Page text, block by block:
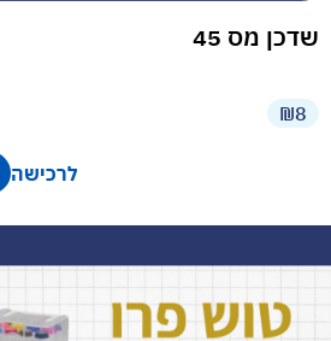
שדכן מס 45
₪8
לרכישה